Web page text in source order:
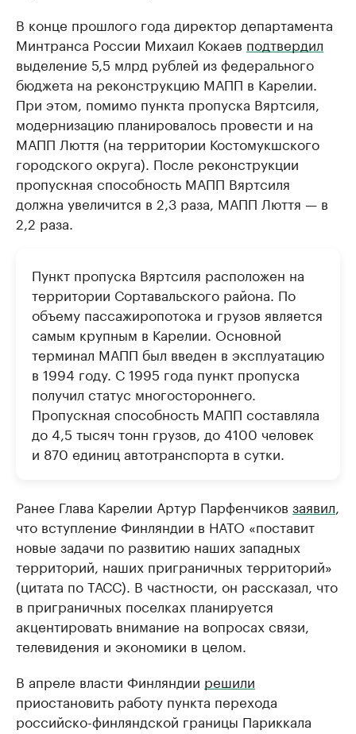
В конце прошлого года директор департамента
Минтранса России Михаил Кокаев подтвердил
выделение 5,5 млрд рублей из федерального
бюджета на реконструкцию МАПП в Карелии.
При этом, помимо пункта пропуска Вяртсиля,
модернизацию планировалось провести и на
МАПП Люття (на территории Костомукшского
городского округа). После реконструкции
пропускная способность МАПП Вяртсиля
должна увеличится в 2,3 раза, МАПП Люття — в
2,2 раза.
Пункт пропуска Вяртсиля расположен на
территории Сортавальского района. По
объему пассажиропотока и грузов является
самым крупным в Карелии. Основной
терминал МАПП был введен в эксплуатацию
в 1994 году. С 1995 года пункт пропуска
получил статус многостороннего.
Пропускная способность МАПП составляла
до 4,5 тысяч тонн грузов, до 4100 человек
и 870 единиц автотранспорта в сутки.
Ранее Глава Карелии Артур Парфенчиков заявил,
что вступление Финляндии в НАТО «поставит
новые задачи по развитию наших западных
территорий, наших приграничных территорий»
(цитата по ТАСС). В частности, он рассказал, что
в приграничных поселках планируется
акцентировать внимание на вопросах связи,
телевидения и экономики в целом.
В апреле власти Финляндии решили
приостановить работу пункта перехода
российско-финляндской границы Париккала